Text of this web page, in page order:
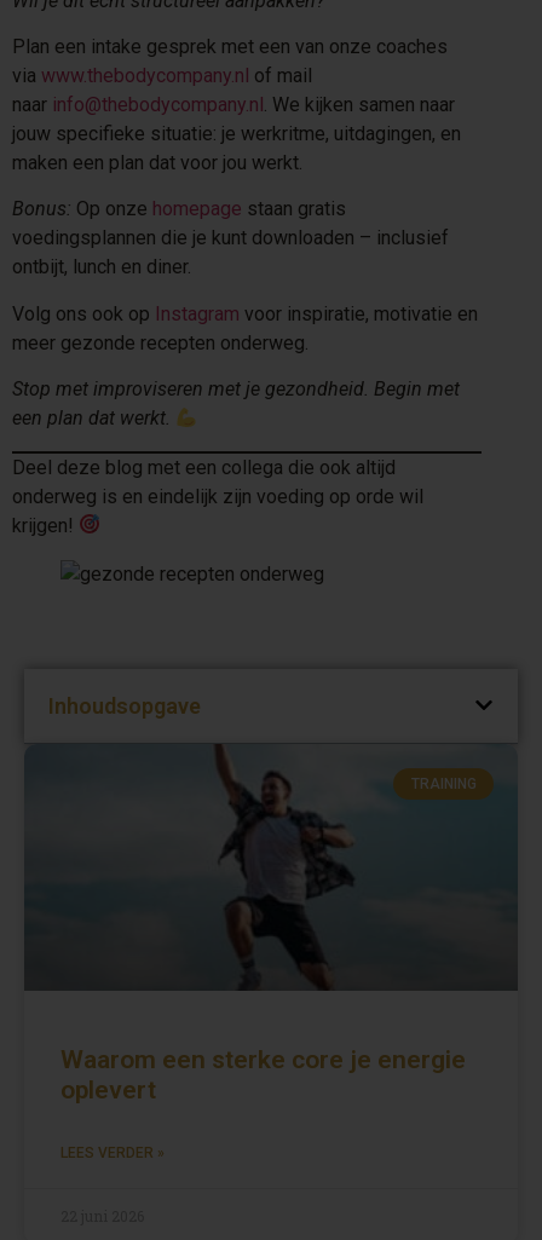
Plan een intake gesprek met een van onze coaches
via www.thebodycompany.nl of mail
naar info@thebodycompany.nl. We kijken samen naar
jouw specifieke situatie: je werkritme, uitdagingen, en
maken een plan dat voor jou werkt.
Bonus: Op onze homepage staan gratis
voedingsplannen die je kunt downloaden – inclusief
ontbijt, lunch en diner.
Volg ons ook op Instagram voor inspiratie, motivatie en
meer gezonde recepten onderweg.
Stop met improviseren met je gezondheid. Begin met
een plan dat werkt.
Deel deze blog met een collega die ook altijd
onderweg is en eindelijk zijn voeding op orde wil
krijgen!
Inhoudsopgave
TRAINING
Waarom een sterke core je energie
oplevert
LEES VERDER »